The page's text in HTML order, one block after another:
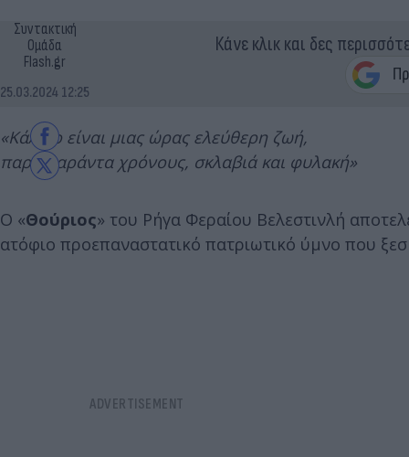
Συντακτική
Ομάδα
Flash.gr
25.03.2024 12:25
Κάνε κλικ και δες
«Κάλλιο είναι μιας ώρας ελεύθερη ζωή,
παρά σαράντα χρόνους, σκλαβιά και φυλακή»
Ο «Θούριος» του Ρήγα Φεραίου Βελεστινλή
ατόφιο προεπαναστατικό πατριωτικό ύμνο που